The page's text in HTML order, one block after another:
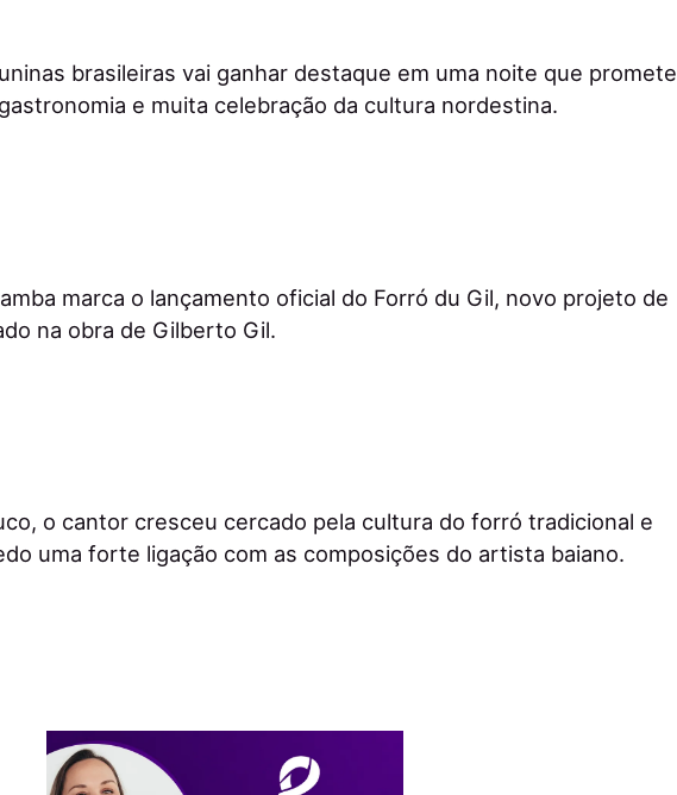
brasileiras vai ganhar destaque em uma noite que promete
e muita celebração da cultura nordestina.
marca o lançamento oficial do Forró du Gil, novo projeto de
na obra de Gilberto Gil.
o cantor cresceu cercado pela cultura do forró tradicional e
uma forte ligação com as composições do artista baiano.